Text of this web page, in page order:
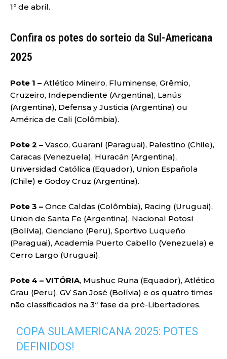
1º de abril.
Confira os potes do sorteio da Sul-Americana
2025
Pote 1 – Atlético Mineiro, Fluminense, Grêmio,
Cruzeiro, Independiente (Argentina), Lanús
(Argentina), Defensa y Justicia (Argentina) ou
América de Cali (Colômbia).
Pote 2 – Vasco, Guaraní (Paraguai), Palestino (Chile),
Caracas (Venezuela), Huracán (Argentina),
Universidad Católica (Equador), Union Española
(Chile) e Godoy Cruz (Argentina).
Pote 3 – Once Caldas (Colômbia), Racing (Uruguai),
Union de Santa Fe (Argentina), Nacional Potosí
(Bolívia), Cienciano (Peru), Sportivo Luqueño
(Paraguai), Academia Puerto Cabello (Venezuela) e
Cerro Largo (Uruguai).
Pote 4 – VITÓRIA, Mushuc Runa (Equador), Atlético
Grau (Peru), GV San José (Bolívia) e os quatro times
não classificados na 3ª fase da pré-Libertadores.
COPA SULAMERICANA 2025: POTES
DEFINIDOS!